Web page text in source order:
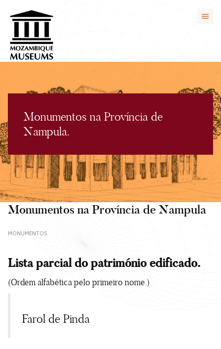
Monumentos na Província de
Nampula.
Monumentos na Província de Nampula
MONUMENTOS
Lista parcial do património edificado.
(Ordem alfabética pelo primeiro nome.)
Farol de Pinda